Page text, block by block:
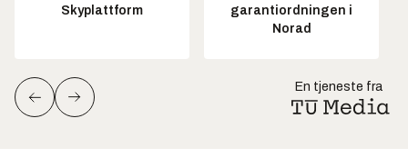
Skyplattform
garantiordningen i
Norad
En tjeneste fra